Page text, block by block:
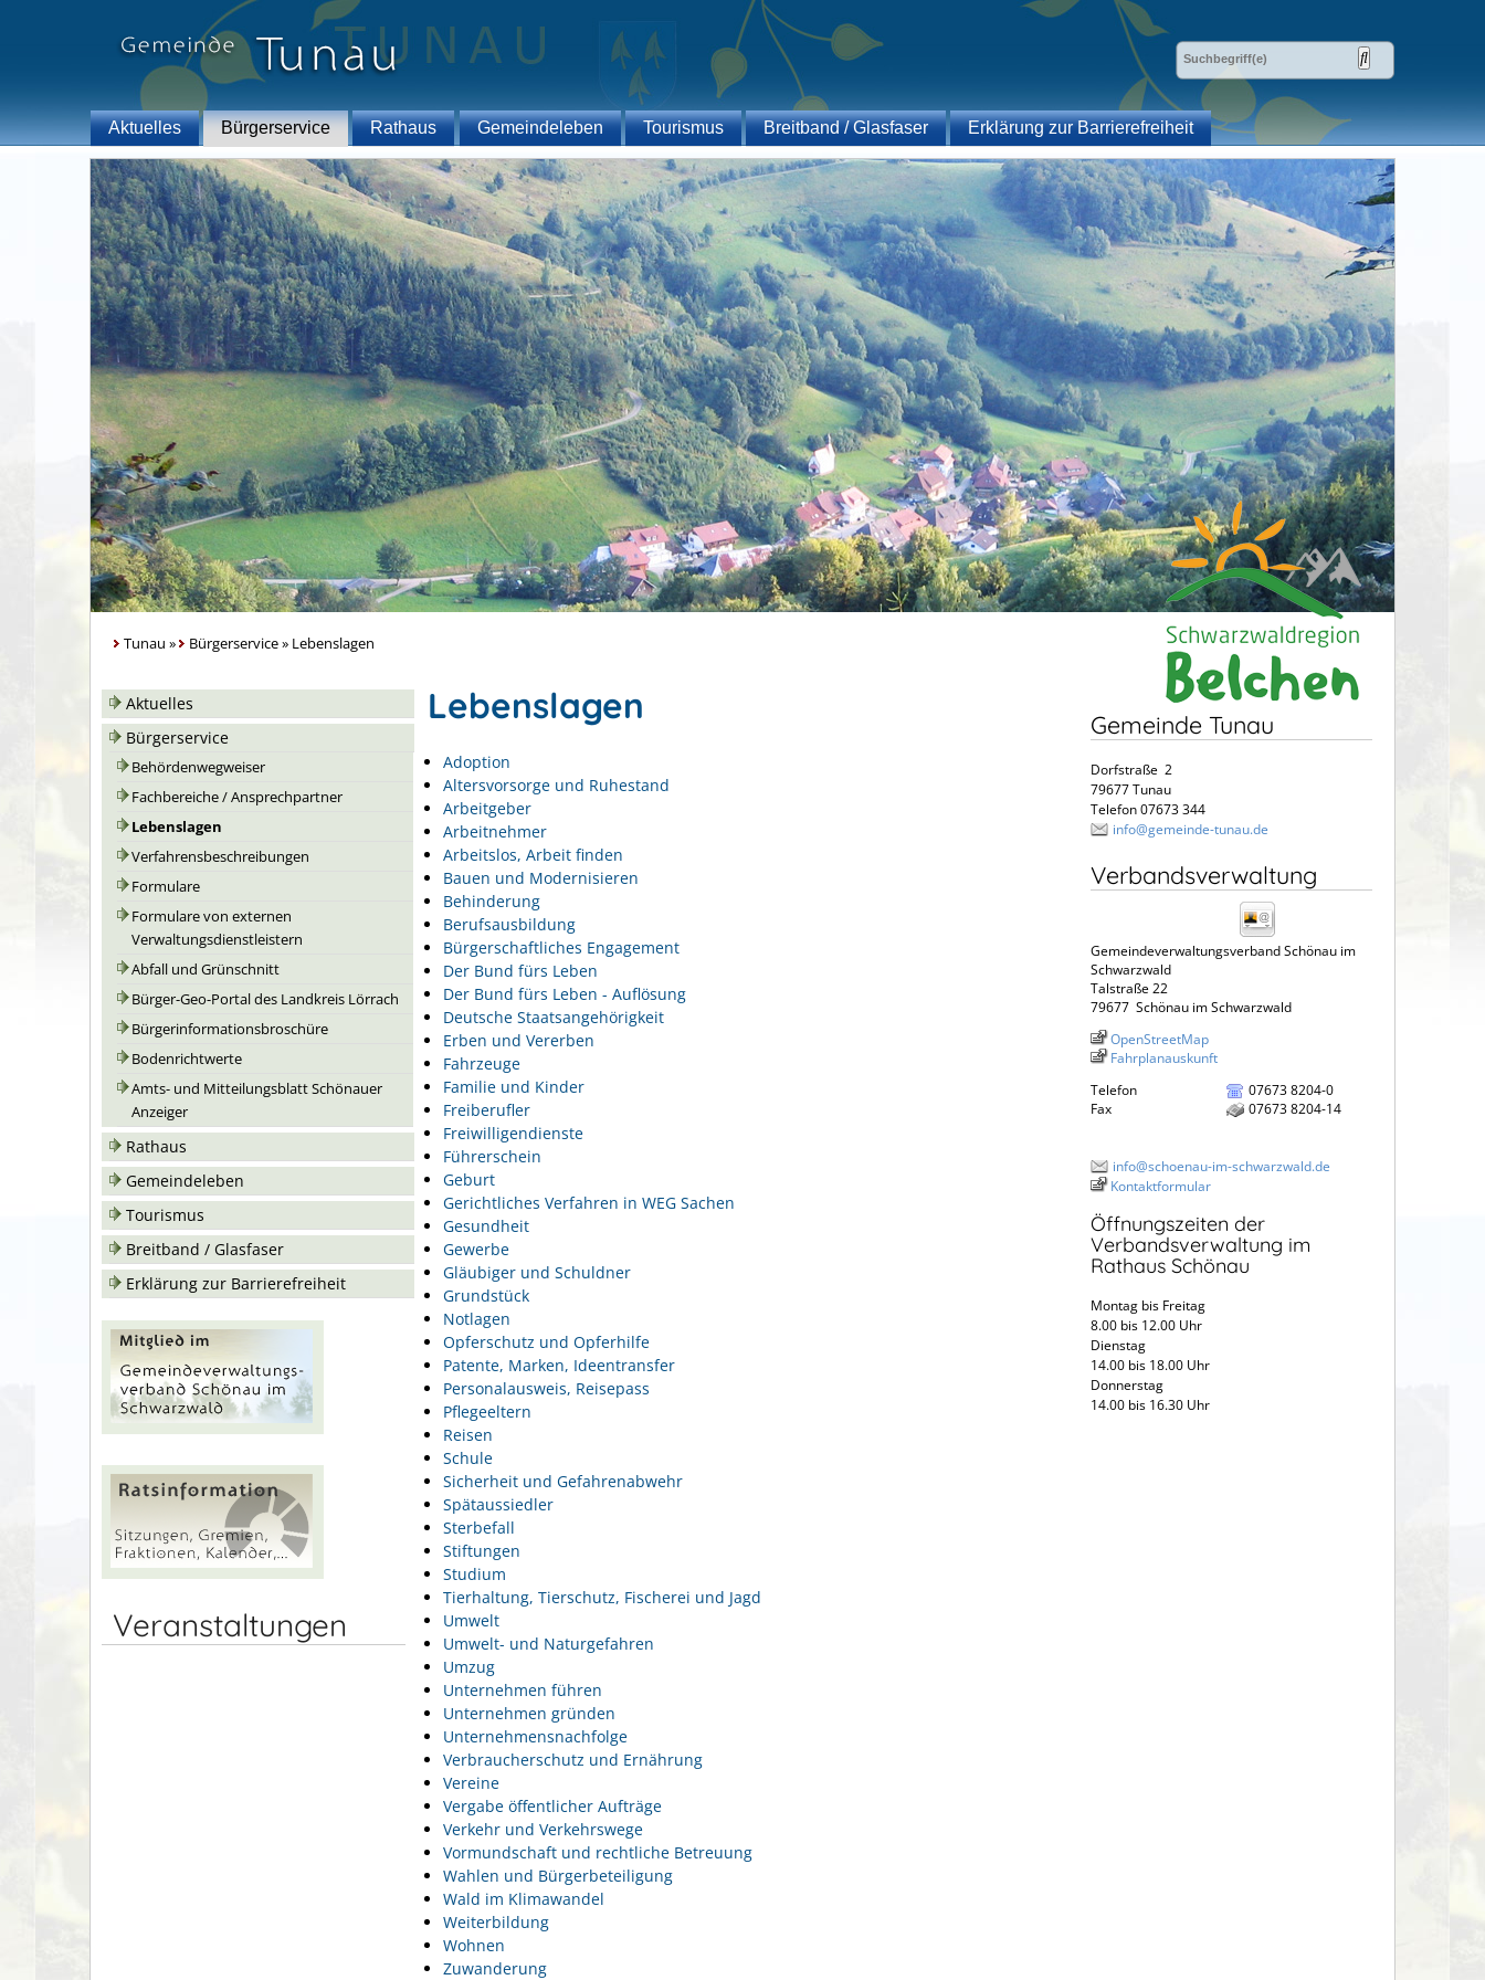
Aktuelles Bürgerservice Rathaus Gemeindeleben Tourismus Breitband / Glasfaser Erklärung zur Barrierefreiheit
Tunau » Bürgerservice» Lebenslagen
Aktuelles
Bürgerservice
Behördenwegweiser
Fachbereiche / Ansprechpartner
Lebenslagen
Verfahrensbeschreibungen
Formulare
Formulare von externen
Verwaltungsdienstleistern
Abfall und Grünschnitt
Bürger-Geo-Portal des Landkreis Lörrach
Bürgerinformationsbroschüre
Bodenrichtwerte
Amts- und Mitteilungsblatt Schönauer
Anzeiger
Rathaus
Gemeindeleben
Tourismus
Breitband / Glasfaser
Erklärung zur Barrierefreiheit
Veranstaltungen
Lebenslagen
Adoption
Altersvorsorge und Ruhestand
Arbeitgeber
Arbeitnehmer
Arbeitslos, Arbeit finden
Bauen und Modernisieren
Behinderung
Berufsausbildung
Bürgerschaftliches Engagement
Der Bund fürs Leben
Der Bund fürs Leben - Auflösung
Deutsche Staatsangehörigkeit
Erben und Vererben
Fahrzeuge
Familie und Kinder
Freiberufler
Freiwilligendienste
Führerschein
Geburt
Gerichtliches Verfahren in WEG Sachen
Gesundheit
Gewerbe
Gläubiger und Schuldner
Grundstück
Notlagen
Opferschutz und Opferhilfe
Patente, Marken, Ideentransfer
Personalausweis, Reisepass
Pflegeeltern
Reisen
Schule
Sicherheit und Gefahrenabwehr
Spätaussiedler
Sterbefall
Stiftungen
Studium
Tierhaltung, Tierschutz, Fischerei und Jagd
Umwelt
Umwelt- und Naturgefahren
Umzug
Unternehmen führen
Unternehmen gründen
Unternehmensnachfolge
Verbraucherschutz und Ernährung
Vereine
Vergabe öffentlicher Aufträge
Verkehr und Verkehrswege
Vormundschaft und rechtliche Betreuung
Wahlen und Bürgerbeteiligung
Wald im Klimawandel
Weiterbildung
Wohnen
Zuwanderung
Gemeinde Tunau
Dorfstraße 2
79677 Tunau
Telefon 07673 344
info@gemeinde-tunau.de
Verbandsverwaltung
Gemeindeverwaltungsverband Schönau im
Schwarzwald
Talstraße 22
79677 Schönau im Schwarzwald
OpenStreetMap
Fahrplanauskunft
Telefon
07673 8204-0
Fax
07673 8204-14
info@schoenau-im-schwarzwald.de
Kontaktformular
Öffnungszeiten der
Verbandsverwaltung im
Rathaus Schönau
Montag bis Freitag
8.00 bis 12.00 Uhr
Dienstag
14.00 bis 18.00 Uhr
Donnerstag
14.00 bis 16.30 Uhr